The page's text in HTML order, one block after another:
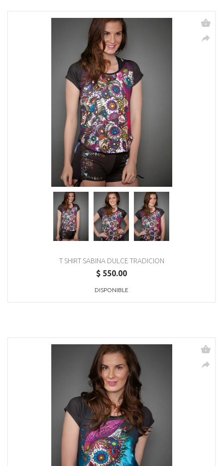
T SHIRT SABINA DULCE TRADICION
$ 550.00
DISPONIBLE